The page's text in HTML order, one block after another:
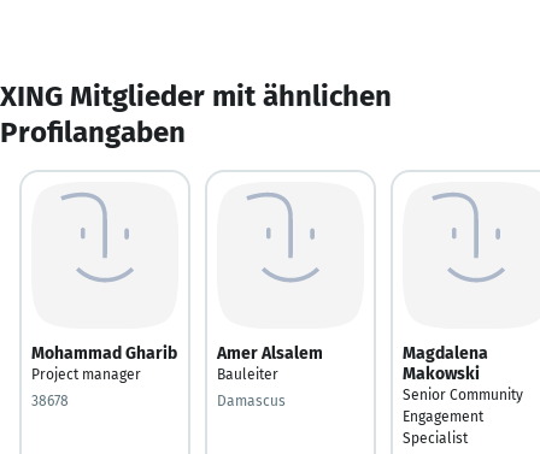
XING Mitglieder mit ähnlichen
Profilangaben
Mohammad Gharib
Project manager
38678
Amer Alsalem
Bauleiter
Damascus
Magdalena
Makowski
Senior Community
Engagement
Specialist